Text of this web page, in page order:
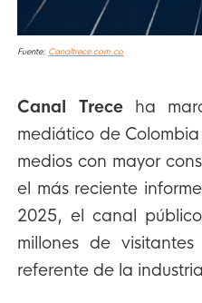
Fuente: Canaltrece.com.co
Canal Treceha
mediático de
medios con mayor
el más reciente
2025, el canal
millones de
referente de la